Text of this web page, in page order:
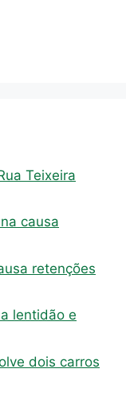
Teixeira
causa
retenções
lentidão e
dois carros